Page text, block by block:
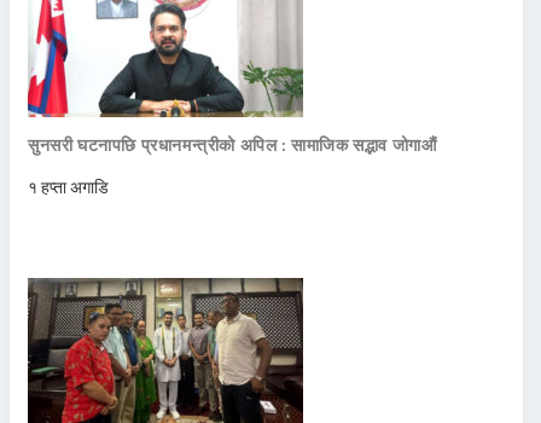
सुनसरी घटनापछि प्रधानमन्त्रीको अपिल : सामाजिक सद्भाव जोगाऔं
१ हप्ता अगाडि